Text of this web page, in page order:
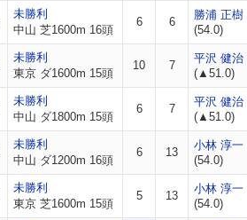
未勝利
中山 芝1600m 16頭
6 6
勝浦 正樹
(54.0)
未勝利
東京 ダ1600m 15頭
10 7
平沢 健治
(▲51.0)
未勝利
中山 ダ1800m 15頭
6 7
平沢 健治
(▲51.0)
未勝利
中山 ダ1200m 16頭
6 13
小林 淳一
(54.0)
未勝利
東京 芝1600m 15頭
5 13
小林 淳一
(54.0)